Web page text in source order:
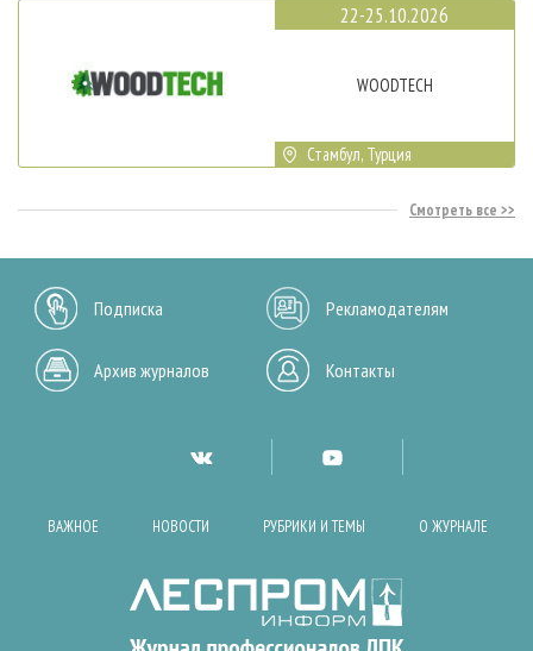
22-25.10.2026
WOODTECH
Стамбул, Турция
Смотреть все
Подписка Рекламодателям
Архив журналов Контакты
ВАЖНОЕ НОВОСТИ РУБРИКИ И ТЕМЫ О ЖУРНАЛЕ